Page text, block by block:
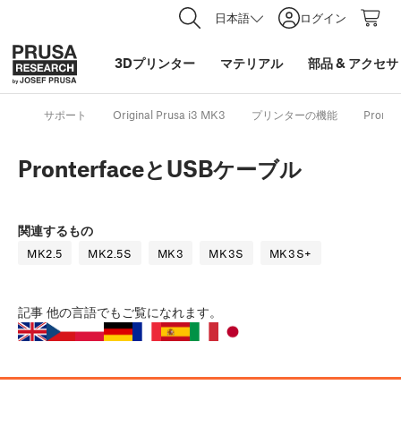
日本語 ログイン
3Dプリンター マテリアル 部品& アクセ
サポート Original Prusa i3 MK3 プリンターの機能
PronterfaceとUSBケーブル
関連するもの
MK2.5 MK2.5S MK3 MK3S MK3S+
記事 他の言語でもご覧になれます。